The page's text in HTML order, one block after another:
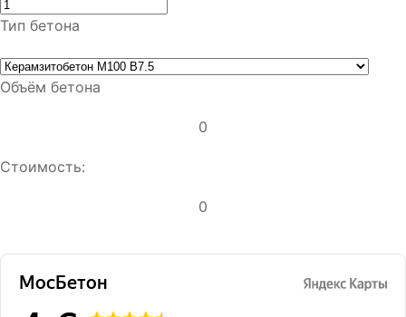
Тип бетона
Объём бетона
0
Стоимость:
0